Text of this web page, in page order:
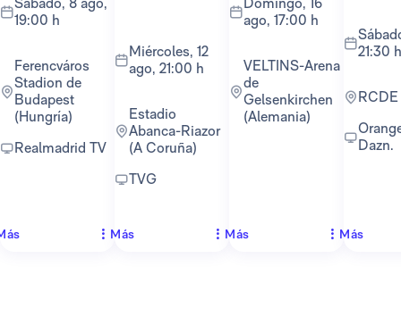
19:00 h
Ferencváros
Stadion de
Budapest
(Hungría)
Realmadrid TV
miércoles, 12
ago, 21:00 h
Estadio
Abanca-Riazor
(A Coruña)
TVG
Más
ago, 17:00 h
VELTINS-Arena
de
Gelsenkirchen
(Alemania)
Más
sábado, 22 ago,
21:30 h
Orange TV y
Dazn.
Más